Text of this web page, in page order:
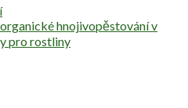
organické hnojivopěstování v
pro rostliny